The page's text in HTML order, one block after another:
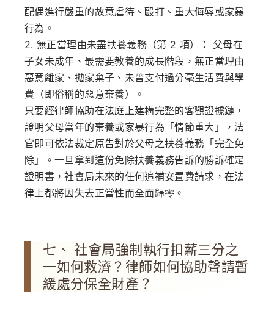
配偶進行嚴重的故意虐待、毆打、重大侮辱或家暴
行為。
2. 無正當理由未盡扶養義務（第 2 項）：
父母在
子女未成年、最需要教養的成長階段，無正當理由
惡意離家、拋家棄子、未曾支付過分毫生活費與學
費（即俗稱的惡意棄養）。
只要經律師協助在法庭上建構完整的客觀證據鏈，
證明父母當年的棄養或家暴行為「情節重大」，法
官即可依法裁定原告對於父母之扶養義務 「完全免
除」
。一旦拿到這份免除扶養義務告訴的勝訴確定
證明書，社會局未來的任何追補安置費請求，在法
律上都將因失去正當性而全面歸零。
七、 社會局強制執行扣薪三分之
一如何救濟？律師如何協助聲請暫
緩處分保全財產？